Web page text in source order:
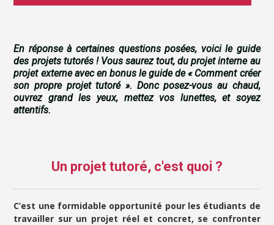
En réponse à certaines questions posées, voici le guide
des projets tutorés ! Vous saurez tout, du projet interne au
projet externe avec en bonus le guide de « Comment créer
son propre projet tutoré ». Donc posez-vous au chaud,
ouvrez grand les yeux, mettez vos lunettes, et soyez
attentifs.
Un projet tutoré, c'est quoi ?
C’est une formidable opportunité pour les étudiants de
travailler sur un projet réel et concret, se confronter